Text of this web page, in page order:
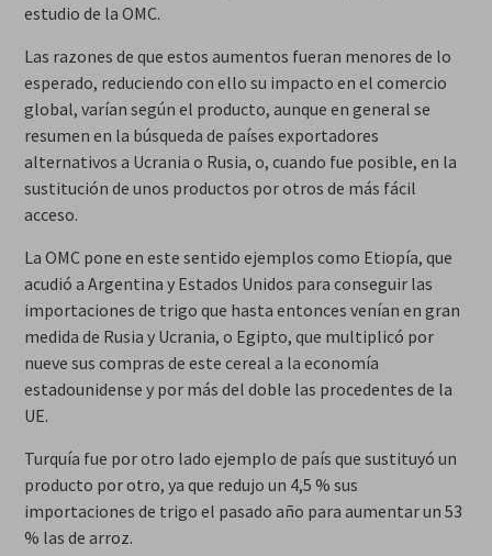
estudio de la OMC.
Las razones de que estos aumentos fueran menores de lo
esperado, reduciendo con ello su impacto en el comercio
global, varían según el producto, aunque en general se
resumen en la búsqueda de países exportadores
alternativos a Ucrania o Rusia, o, cuando fue posible, en la
sustitución de unos productos por otros de más fácil
acceso.
La OMC pone en este sentido ejemplos como Etiopía, que
acudió a Argentina y Estados Unidos para conseguir las
importaciones de trigo que hasta entonces venían en gran
medida de Rusia y Ucrania, o Egipto, que multiplicó por
nueve sus compras de este cereal a la economía
estadounidense y por más del doble las procedentes de la
UE.
Turquía fue por otro lado ejemplo de país que sustituyó un
producto por otro, ya que redujo un 4,5 % sus
importaciones de trigo el pasado año para aumentar un 53
% las de arroz.